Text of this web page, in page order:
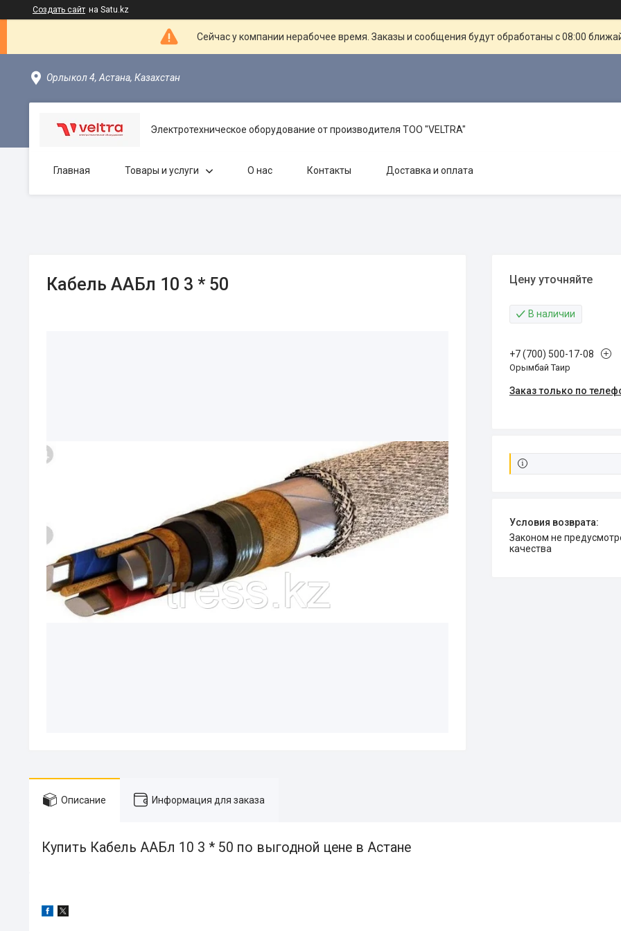
Создать сайт на Satu.kz
Сейчас у компании нерабочее время. Заказы и сообщения будут обработаны с 08:00
Орлыкол 4, Астана, Казахстан
Электротехническое оборудование от производителя TOO "VELTRA"
Главная Товары и услуги О нас Контакты Доставка и оплата
Кабель ААБл 10 3 * 50 Цену уточняйте
В наличии
+7 (700) 500-17-08
Орымбай Таир
Заказ только по
Законом не предусмотрен возврат и обмен данного товара надлежащего
качества
Описание Информация для заказа
Купить Кабель ААБл 10 3 * 50 по выгодной цене в Астане